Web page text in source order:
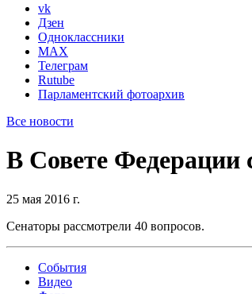
vk
Дзен
Одноклассники
MAX
Телеграм
Rutube
Парламентский фотоархив
Все новости
В Совете Федерации
25 мая 2016 г.
Сенаторы рассмотрели 40 вопросов.
События
Видео